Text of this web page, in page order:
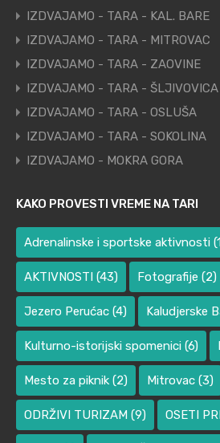
IZDVAJAMO - TARA - KAL. BARE
IZDVAJAMO - TARA - MITROVAC
IZDVAJAMO - TARA - ZAOVINE
IZDVAJAMO - TARA - ŠLJIVOVICA
IZDVAJAMO - TARA - OSLUŠA
IZDVAJAMO - TARA - SOKOLINA
IZDVAJAMO - MOKRA GORA
KAKO PROVESTI VREME NA TARI
Adrenalinske i sportske aktivnosti
AKTIVNOSTI (43) Fotografije (2)
Jezero Perućac (4) Kaludjerske
Kulturno-istorijski spomenici (6)
Mesto za piknik (2) Mitrovac (3)
ODRŽIVI TURIZAM (9) OSETI